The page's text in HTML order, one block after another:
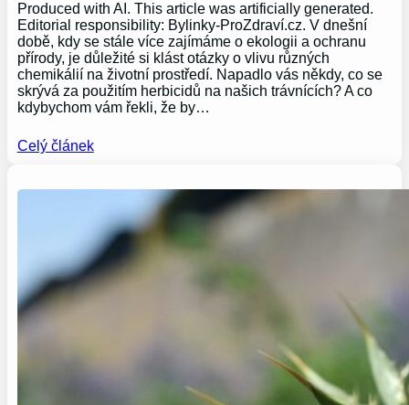
Produced with AI. This article was artificially generated.
Editorial responsibility: Bylinky-ProZdraví.cz. V dnešní
době, kdy se stále více zajímáme o ekologii a ochranu
přírody, je důležité si klást otázky o vlivu různých
chemikálií na životní prostředí. Napadlo vás někdy, co se
skrývá za použitím herbicidů na našich trávnících? A co
kdybychom vám řekli, že by…
Celý článek